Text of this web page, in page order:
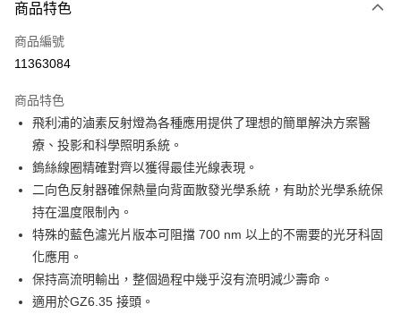
信用卡一次付款
超商取貨付款
運送方式
全家取貨付款
每筆NT$60
7-11取貨付款
每筆NT$60
宅配
每筆NT$160，滿NT$10,000(含以上)免運費
商品特色
商品編號
11363084
商品特色
飛利浦的滷素反射燈為各種應用提供了理想的簡單解決方案醫
療、投影和科學照明系統。
鎢絲線圈精確對齊以獲得最佳光線表現。
二向色反射器確保熱量向背面散發光學系統，有助於光學系統保
持在溫度限制內。
特殊的藍色濾光片版本可阻擋 700 nm 以上的不需要的光牙科固
化應用。
保持高流明輸出，整個過程中幾乎沒有流明減少壽命。
適用於GZ6.35 接頭。